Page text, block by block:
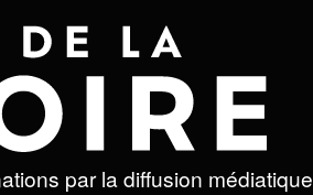
par la diffusion médiatique